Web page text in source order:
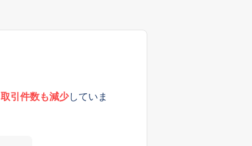
取引件数も減少していま